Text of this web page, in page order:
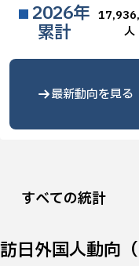
2026年
累計
人
最新動向を見る
すべての統計
訪日外国人動向